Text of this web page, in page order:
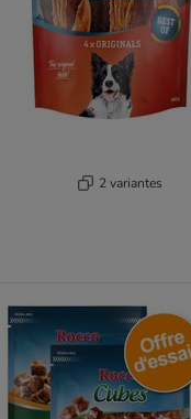
2 variantes